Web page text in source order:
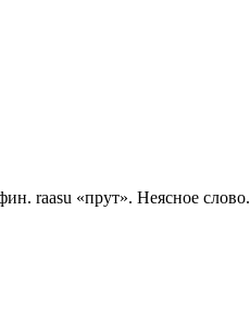
raasu «прут». Неясное слово.